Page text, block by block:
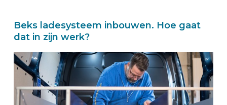
Beks ladesysteem inbouwen. Hoe gaat
dat in zijn werk?